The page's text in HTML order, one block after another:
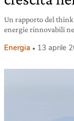
Un rapporto del
energie rinnovabili
Energia 13 aprile